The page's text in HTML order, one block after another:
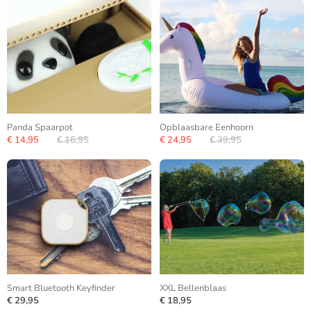
Panda Spaarpot
€ 14,95
€ 16,95
Opblaasbare Eenhoorn
€ 24,95
€ 39,95
Smart Bluetooth Keyfinder
€ 29,95
XXL Bellenblaas
€ 18,95